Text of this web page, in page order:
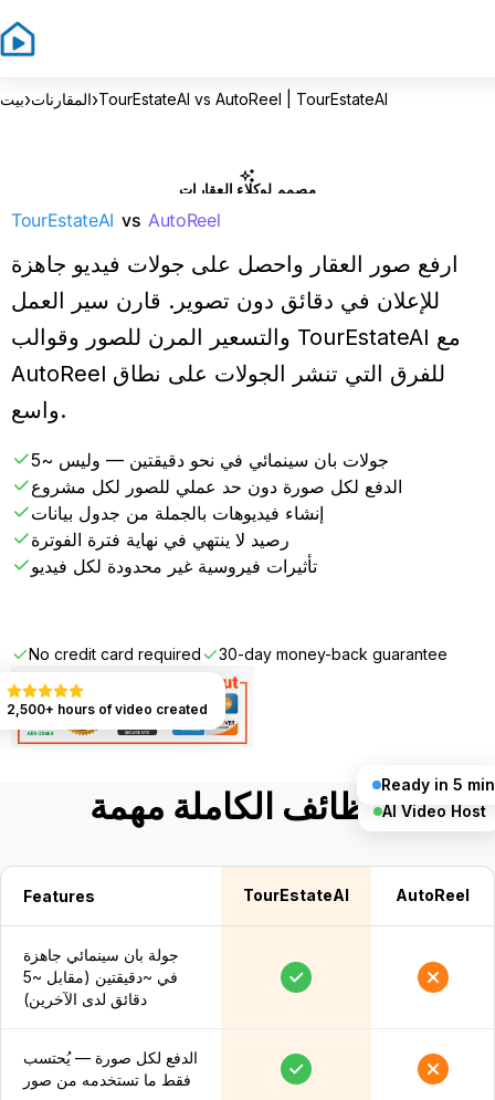
بيت›المقارنات›TourEstateAI vs AutoReel | TourEstateAI
مصمم لوكلاء العقارات
TourEstateAI vs AutoReel
ارفع صور العقار واحصل على جولات فيديو جاهزة
للإعلان في دقائق دون تصوير. قارن سير العمل
والتسعير المرن للصور وقوالب TourEstateAI مع
AutoReel للفرق التي تنشر الجولات على نطاق
واسع.
جولات بان سينمائي في نحو دقيقتين — وليس ~5
الدفع لكل صورة دون حد عملي للصور لكل مشروع
إنشاء فيديوهات بالجملة من جدول بيانات
رصيد لا ينتهي في نهاية فترة الفوترة
تأثيرات فيروسية غير محدودة لكل فيديو
No credit card required 30-day money-back guarantee
AI Video Host
Ready in 5 min
2,500+ hours of video created
الوظائف الكاملة مهمة
Features TourEstateAI AutoReel
جولة بان سينمائي جاهزة
في ~دقيقتين (مقابل ~5
دقائق لدى الآخرين)
الدفع لكل صورة — يُحتسب
فقط ما تستخدمه من صور